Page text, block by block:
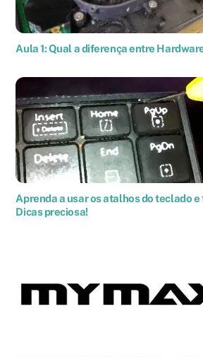
Aula 1: Qual a diferença entre
Aprenda a usar os atalhos do teclado e
Dicas preciosa!